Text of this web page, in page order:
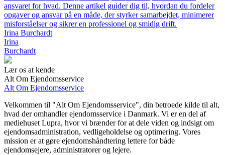
ansvaret for hvad. Denne artikel guider dig til, hvordan du fordeler
opgaver og ansvar på en måde, der styrker samarbejdet, minimerer
misforståelser og sikrer en professionel og smidig drift.
Irina Burchardt
Irina
Burchardt
Lær os at kende
Alt Om Ejendomsservice
Alt Om Ejendomsservice
Velkommen til "Alt Om Ejendomsservice", din betroede kilde til alt,
hvad der omhandler ejendomsservice i Danmark. Vi er en del af
mediehuset Lupra, hvor vi brænder for at dele viden og indsigt om
ejendomsadministration, vedligeholdelse og optimering. Vores
mission er at gøre ejendomshåndtering lettere for både
ejendomsejere, administratorer og lejere.